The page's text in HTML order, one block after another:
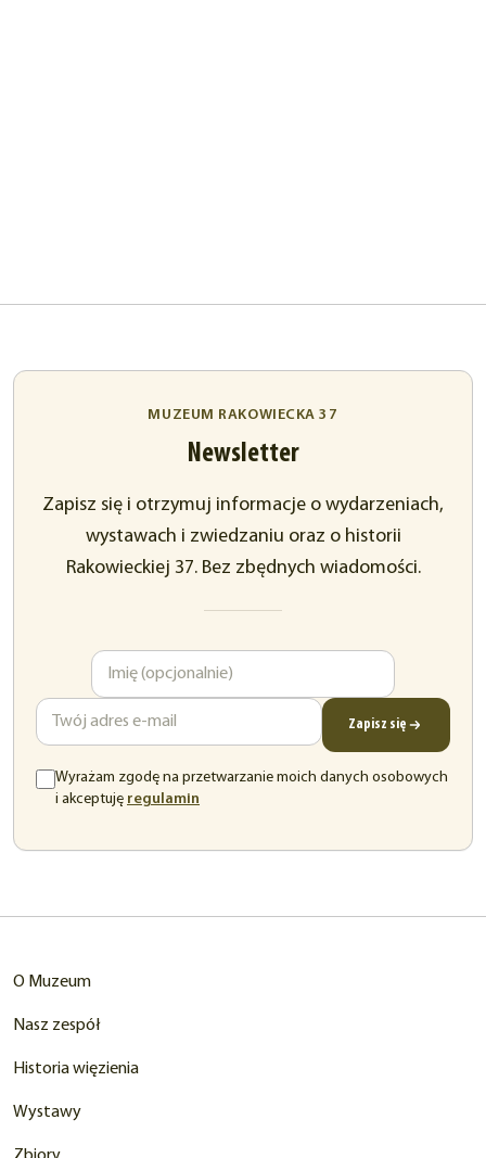
MUZEUM RAKOWIECKA 37
Newsletter
Zapisz się i otrzymuj informacje o wydarzeniach,
wystawach i zwiedzaniu oraz o historii
Rakowieckiej 37. Bez zbędnych wiadomości.
Zapisz się
Wyrażam zgodę na przetwarzanie moich danych osobowych
i akceptuję regulamin
O Muzeum
Nasz zespół
Historia więzienia
Wystawy